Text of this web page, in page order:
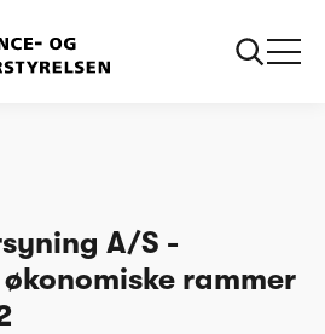
rammer for 2021-2022
A/S -
rammer